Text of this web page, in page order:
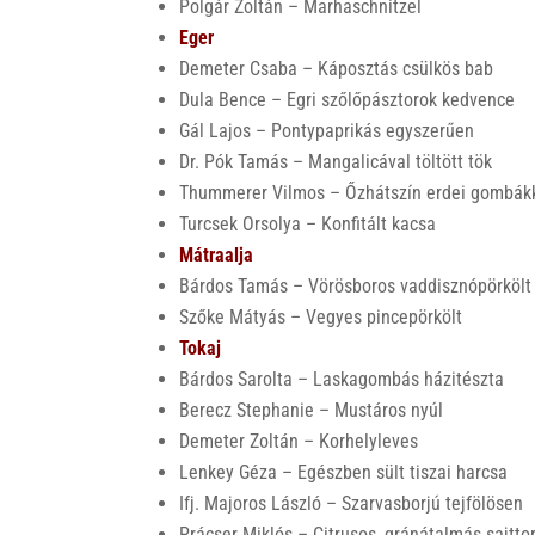
Polgár Zoltán – Marhaschnitzel
Eger
Demeter Csaba – Káposztás csülkös bab
Dula Bence – Egri szőlőpásztorok kedvence
Gál Lajos – Pontypaprikás egyszerűen
Dr. Pók Tamás – Mangalicával töltött tök
Thummerer Vilmos – Őzhátszín erdei
Turcsek Orsolya – Konfitált kacsa
Mátraalja
Bárdos Tamás – Vörösboros vaddisznópörkölt
Szőke Mátyás – Vegyes pincepörkölt
Tokaj
Bárdos Sarolta – Laskagombás házitészta
Berecz Stephanie – Mustáros nyúl
Demeter Zoltán – Korhelyleves
Lenkey Géza – Egészben sült tiszai harcsa
Ifj. Majoros László – Szarvasborjú tejfölösen